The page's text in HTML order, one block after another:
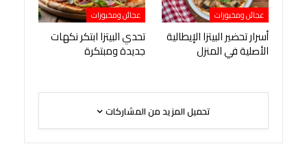
عجائن ومخبوزات
أسرار تحضير البيتزا الإيطالية
الأصلية في المنزل
عجائن ومخبوزات
تحدي البيتزا ابتكر نكهات
جديدة ومبتكرة
تحميل المزيد من المشاركات